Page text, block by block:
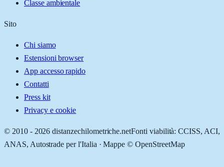
Classe ambientale
Sito
Chi siamo
Estensioni browser
App accesso rapido
Contatti
Press kit
Privacy e cookie
© 2010 - 2026 distanzechilometriche.netFonti viabilità: CCISS, ACI,
ANAS, Autostrade per l'Italia · Mappe © OpenStreetMap